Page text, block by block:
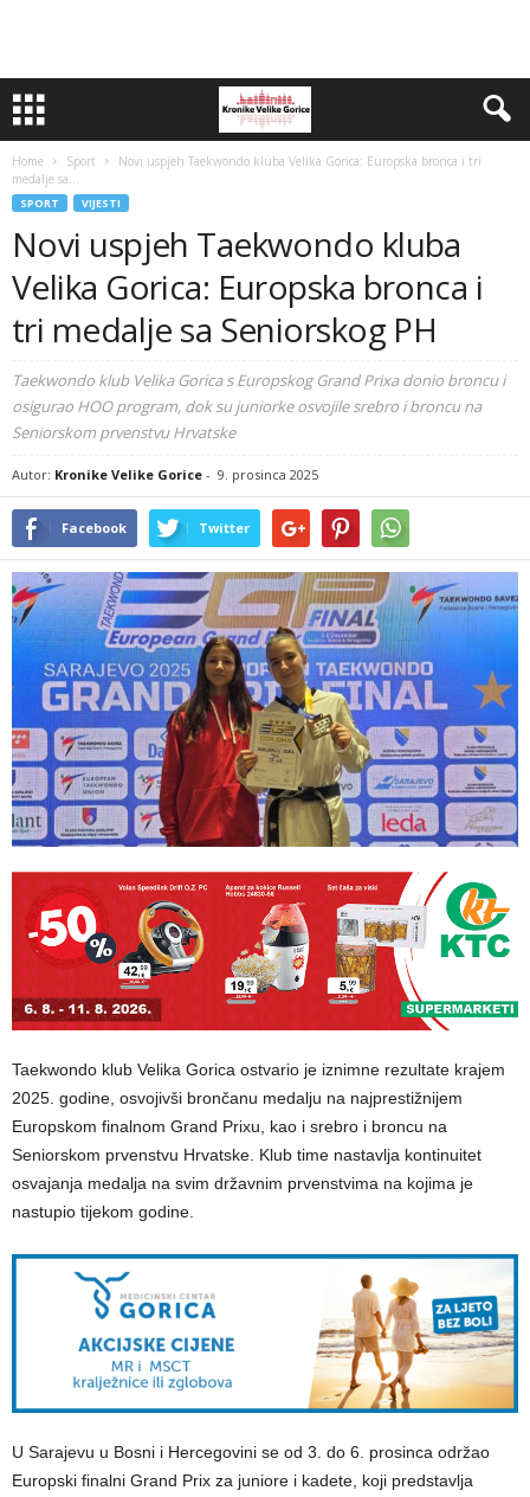
Home Sport
Novi uspjeh Taekwondo kluba Velika Gorica: Europska bronca i tri
medalje sa...
SPORT VIJESTI
Novi uspjeh Taekwondo kluba
Velika Gorica: Europska bronca i
tri medalje sa Seniorskog PH
Taekwondo klub Velika Gorica s Europskog Grand Prixa donio broncu i
osigurao HOO program, dok su juniorke osvojile srebro i broncu na
Seniorskom prvenstvu Hrvatske
Autor: Kronike Velike Gorice - 9. prosinca 2025
Facebook Twitter
Taekwondo klub Velika Gorica ostvario je iznimne rezultate krajem
2025. godine, osvojivši brončanu medalju na najprestižnijem
Europskom finalnom Grand Prixu, kao i srebro i broncu na
Seniorskom prvenstvu Hrvatske. Klub time nastavlja kontinuitet
osvajanja medalja na svim državnim prvenstvima na kojima je
nastupio tijekom godine.
U Sarajevu u Bosni i Hercegovini se od 3. do 6. prosinca održao
Europski finalni Grand Prix za juniore i kadete, koji predstavlja